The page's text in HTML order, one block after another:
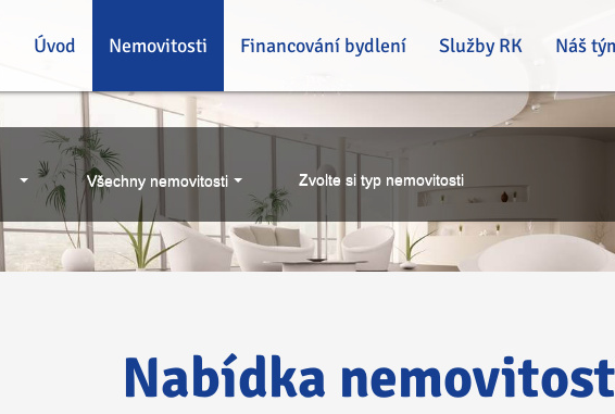
Úvod Nemovitosti Financování bydlení Služby RK Náš
Všechny nemovitosti Zvolte si typ nemovitosti
Nabídka